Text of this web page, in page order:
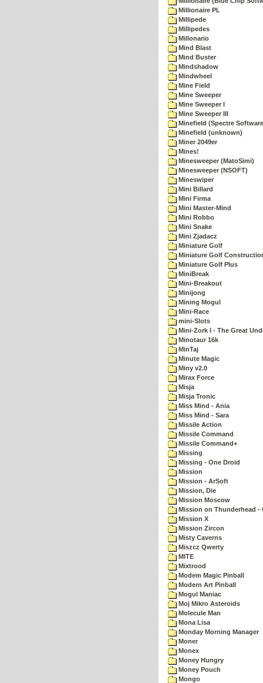
Millionaire PL
Millipede
Millipedes
Millonario
Mind Blast
Mind Buster
Mindshadow
Mindwheel
Mine Field
Mine Sweeper
Mine Sweeper I
Mine Sweeper III
Minefield (Spectre
Minefield (unknown)
Miner 2049er
Mines!
Minesweeper (MatoSimi)
Minesweeper (NSOFT)
Mineswiper
Mini Billard
Mini Firma
Mini Master-Mind
Mini Robbo
Mini Snake
Mini Zjadacz
Miniature Golf
Miniature Golf
Miniature Golf Plus
MiniBreak
Mini-Breakout
Minijong
Mining Mogul
Mini-Race
mini-Slots
Mini-Zork I - The Great
Minotaur 16k
MinTaj
Minute Magic
Miny v2.0
Mirax Force
Misja
Misja Tronic
Miss Mind - Ania
Miss Mind - Sara
Missile Action
Missile Command
Missile Command+
Missing
Missing - One Droid
Mission
Mission - ArSoft
Mission, Die
Mission Moscow
Mission on Thunderhead -
Mission X
Mission Zircon
Misty Caverns
Miszcz Qwerty
MITE
Mixtrood
Modem Magic Pinball
Modern Art Pinball
Mogul Maniac
Moj Mikro Asteroids
Molecule Man
Mona Lisa
Monday Morning Manager
Moner
Monex
Money Hungry
Money Pouch
Mongo